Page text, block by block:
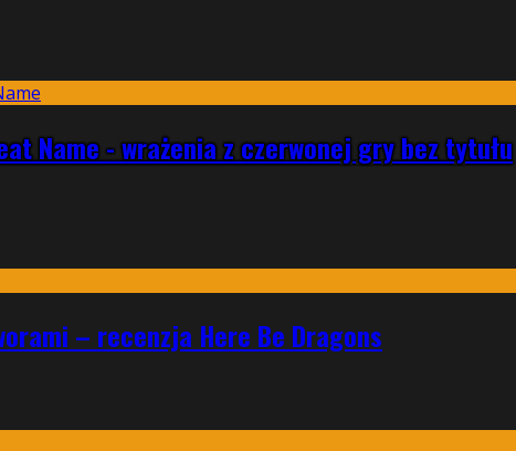
Name - wrażenia z czerwonej gry bez tytułu
– recenzja Here Be Dragons